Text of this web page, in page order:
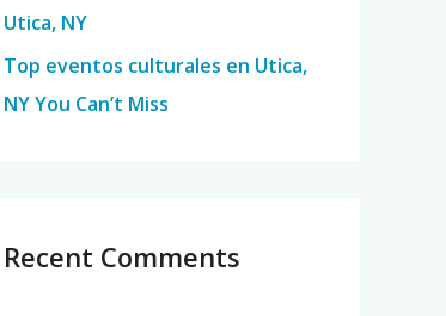
Utica, NY
Top eventos culturales en Utica,
NY You Can’t Miss
Recent Comments